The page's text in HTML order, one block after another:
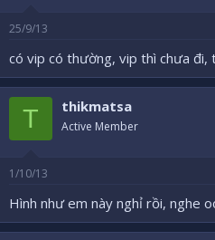
25/9/13
có vip có thường, vip thì chưa
T thikmatsa
Active Member
1/10/13
Hình như em này nghỉ rồi, nghe